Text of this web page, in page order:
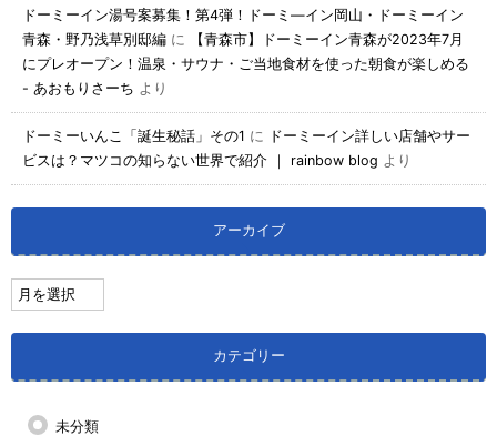
ドーミーイン湯号案募集！第4弾！ドーミ―イン岡山・ドーミーイン
青森・野乃浅草別邸編 に
【青森市】ドーミーイン青森が2023年7月
にプレオープン！温泉・サウナ・ご当地食材を使った朝食が楽しめる
- あおもりさーち より
ドーミーいんこ「誕生秘話」その1 に
ドーミーイン詳しい店舗やサー
ビスは？マツコの知らない世界で紹介 ｜ rainbow blog より
アーカイブ
カテゴリー
未分類